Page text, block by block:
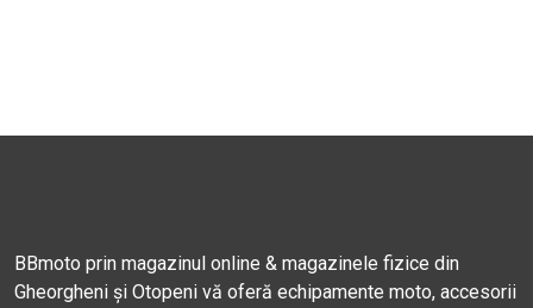
BBmoto prin magazinul online & magazinele fizice din
Gheorgheni și Otopeni vă oferă echipamente moto, accesorii